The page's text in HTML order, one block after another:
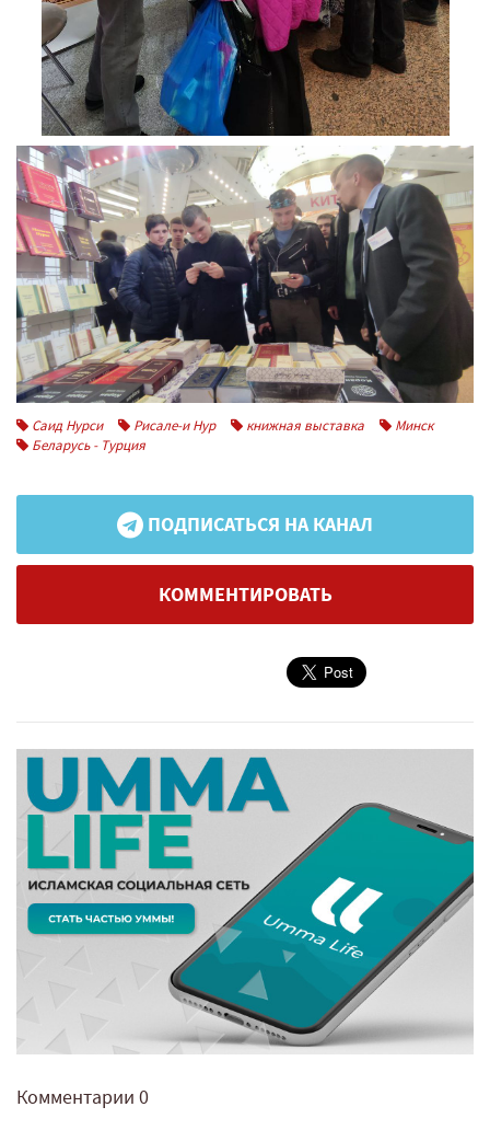
Саид Нурси Рисале-и Нур книжная выставка
Минск
Беларусь - Турция
ПОДПИСАТЬСЯ НА КАНАЛ
КОММЕНТИРОВАТЬ
Комментарии 0